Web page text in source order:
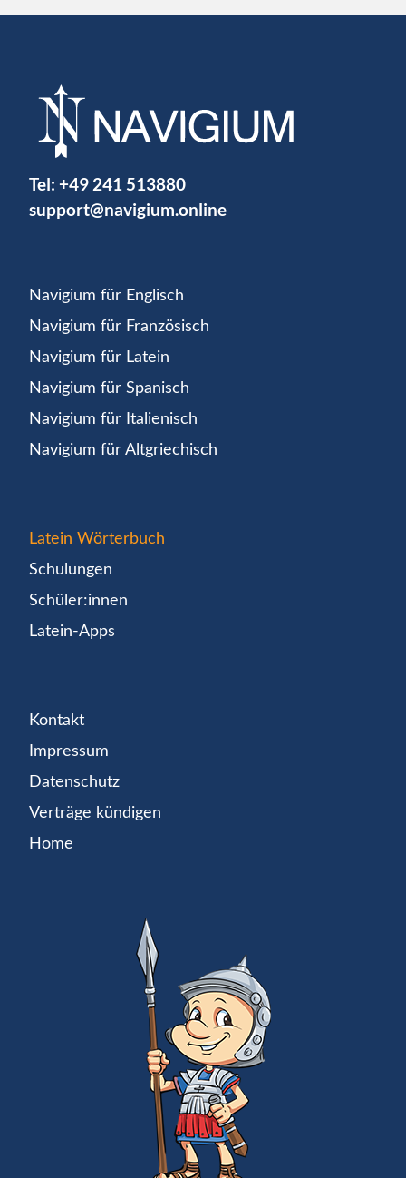
Tel: +49 241 513880
support@navigium.online
Navigium für Englisch
Navigium für Französisch
Navigium für Latein
Navigium für Spanisch
Navigium für Italienisch
Navigium für Altgriechisch
Latein Wörterbuch
Schulungen
Schüler:innen
Latein-Apps
Kontakt
Impressum
Datenschutz
Verträge kündigen
Home